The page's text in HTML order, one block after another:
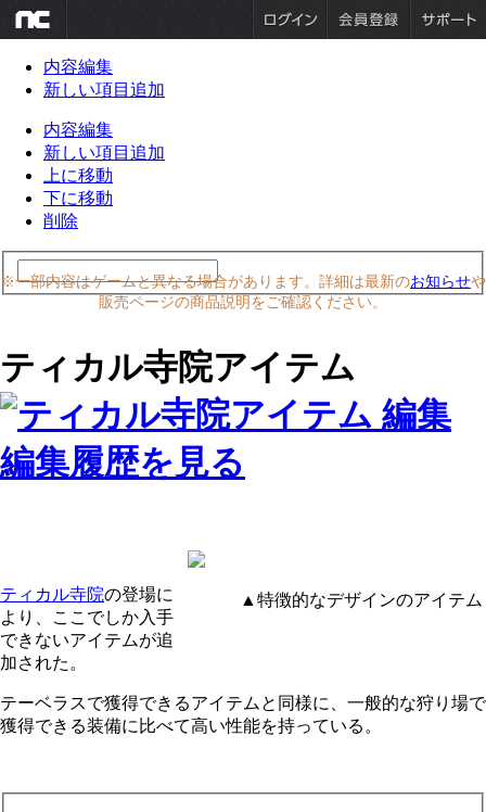
内容編集
新しい項目追加
内容編集
新しい項目追加
上に移動
下に移動
削除
※一部内容はゲームと異なる場合があります。詳細は最新のお知らせや
販売ページの商品説明をご確認ください。
ティカル寺院アイテム
編集履歴を見る
▲特徴的なデザインのアイテム
ティカル寺院の登場に
より、ここでしか入手
できないアイテムが追
加された。
テーベラスで獲得できるアイテムと同様に、一般的な狩り場で
獲得できる装備に比べて高い性能を持っている。